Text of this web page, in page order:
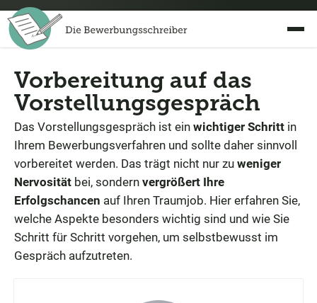
Vorbereitung auf das
Vorstellungsgespräch
Das Vorstellungsgespräch ist ein wichtiger Schritt in
Ihrem Bewerbungsverfahren und sollte daher sinnvoll
vorbereitet werden. Das trägt nicht nur zu weniger
Nervosität bei, sondern vergrößert Ihre
Erfolgschancen auf Ihren Traumjob. Hier erfahren Sie,
welche Aspekte besonders wichtig sind und wie Sie
Schritt für Schritt vorgehen, um selbstbewusst im
Gespräch aufzutreten.